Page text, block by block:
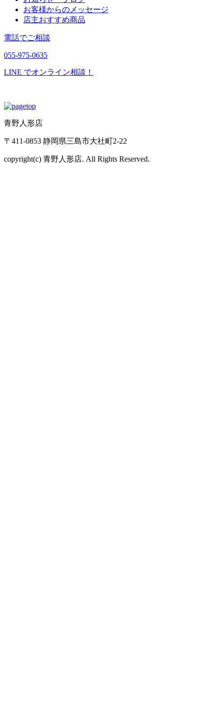
お客様からのメッセージ
店主おすすめ商品
電話でご相談
055-975-0635
LINE でオンライン相談！
青野人形店
〒411-0853 静岡県三島市大社町2-22
copyright(c) 青野人形店. All Rights Reserved.